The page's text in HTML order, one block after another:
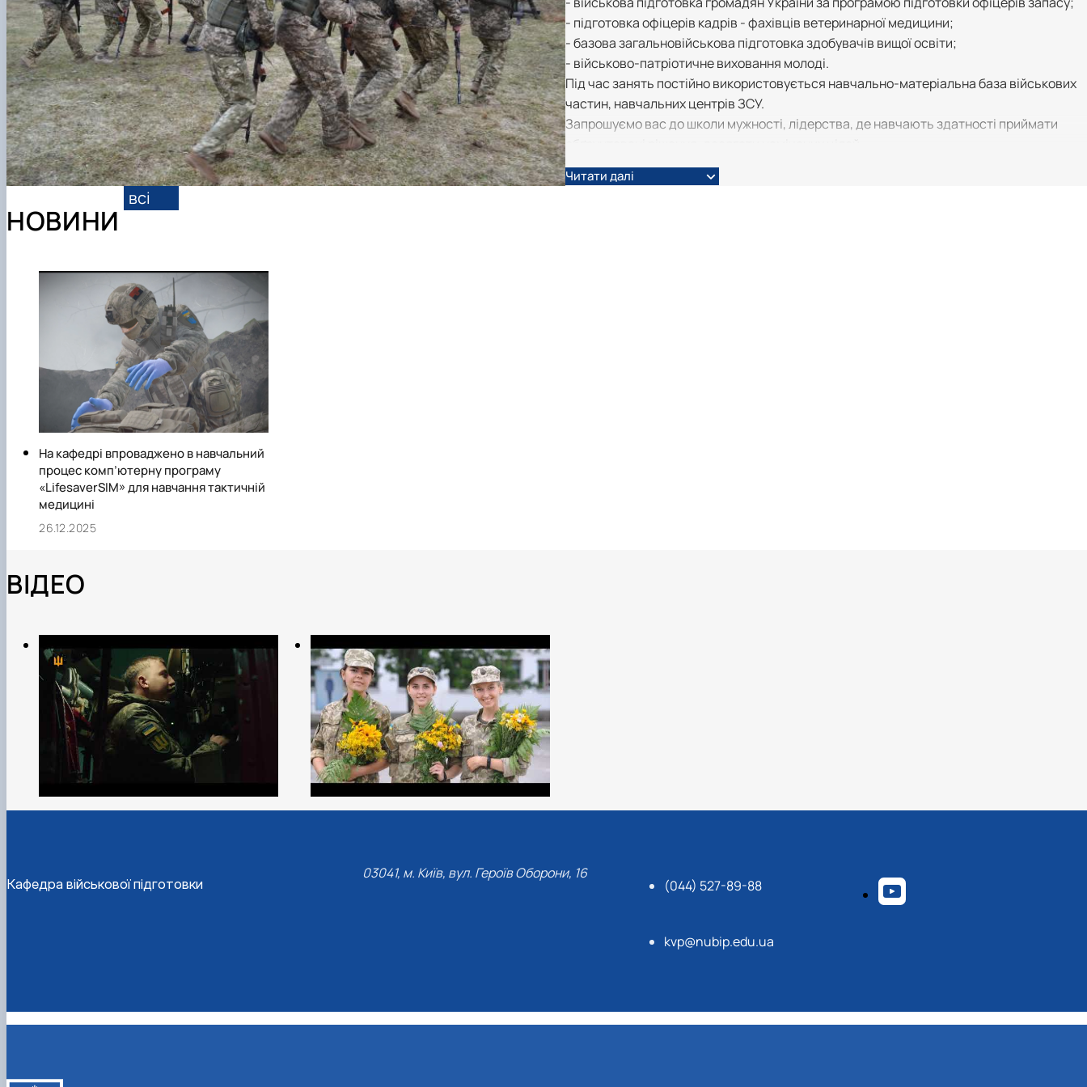
- підготовка офіцерів кадрів - фахівців ветеринарної медицини;
- базова загальновійськова підготовка здобувачів вищої освіти;
- військово-патріотичне виховання молоді.
Під час занять постійно використовується навчально-матеріальна база військових
частин, навчальних центрів ЗСУ.
Запрошуємо вас до школи мужності, лідерства, де навчають здатності приймати
обґрунтовані рішення, досягати намічених цілей.
Читати далі
НОВИНИ
всі
На кафедрі впроваджено в навчальний
процес комп’ютерну програму
«LifesaverSIM» для навчання тактичній
медицині
26.12.2025
ВІДЕО
Кафедра військової підготовки
03041, м. Київ, вул. Героїв Оборони, 16
(044) 527-89-88
kvp@nubip.edu.ua